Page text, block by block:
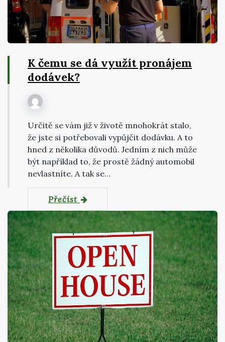
K čemu se dá využít pronájem
dodávek?
Určitě se vám již v životě mnohokrát stalo,
že jste si potřebovali vypůjčit dodávku. A to
hned z několika důvodů. Jedním z nich může
být například to, že prostě žádný automobil
nevlastníte. A tak se…
Přečíst